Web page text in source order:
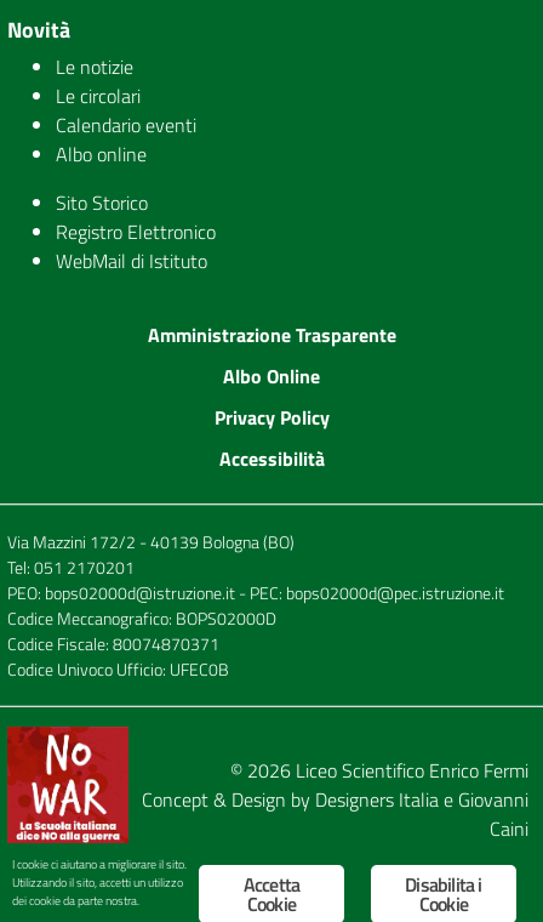
Novità
Le notizie
Le circolari
Calendario eventi
Albo online
Sito Storico
Registro Elettronico
WebMail di Istituto
Amministrazione Trasparente
Albo Online
Privacy Policy
Accessibilità
Via Mazzini 172/2 - 40139 Bologna (BO)
Tel:051 2170201
PEO: bops02000d@istruzione.it- PEC: bops02000d@pec.istruzione.it
Codice Meccanografico: BOPS02000D
Codice Fiscale: 80074870371
Codice Univoco Ufficio: UFEC0B
© 2026 Liceo Scientifico Enrico Fermi
Concept & Design by Designers Italiae Giovanni
Caini
Disabilita i
Cookie
Accetta
Cookie
I cookie ci aiutano a migliorare il sito.
Utilizzando il sito, accetti un utilizzo
dei cookie da parte nostra.